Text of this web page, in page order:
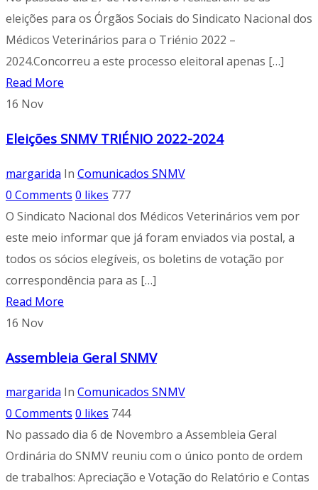
eleições para os Órgãos Sociais do Sindicato Nacional dos
Médicos Veterinários para o Triénio 2022 –
2024.Concorreu a este processo eleitoral apenas […]
Read More
16 Nov
Eleições SNMV TRIÉNIO 2022-2024
margarida In Comunicados SNMV
0 Comments 0 likes 777
O Sindicato Nacional dos Médicos Veterinários vem por
este meio informar que já foram enviados via postal, a
todos os sócios elegíveis, os boletins de votação por
correspondência para as […]
Read More
16 Nov
Assembleia Geral SNMV
margarida In Comunicados SNMV
0 Comments 0 likes 744
No passado dia 6 de Novembro a Assembleia Geral
Ordinária do SNMV reuniu com o único ponto de ordem
de trabalhos: Apreciação e Votação do Relatório e Contas